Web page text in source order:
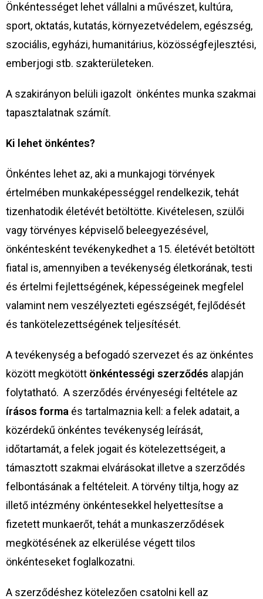
Önkéntességet lehet vállalni a művészet, kultúra,
sport, oktatás, kutatás, környezetvédelem, egészség,
szociális, egyházi, humanitárius, közösségfejlesztési,
emberjogi stb. szakterületeken.
A szakirányon belüli igazolt önkéntes munka szakmai
tapasztalatnak számít.
Ki lehet önkéntes?
Önkéntes lehet az, aki a munkajogi törvények
értelmében munkaképességgel rendelkezik, tehát
tizenhatodik életévét betöltötte. Kivételesen, szülői
vagy törvényes képviselő beleegyezésével,
önkéntesként tevékenykedhet a 15. életévét betöltött
fiatal is, amennyiben a tevékenység életkorának, testi
és értelmi fejlettségének, képességeinek megfelel
valamint nem veszélyezteti egészségét, fejlődését
és tankötelezettségének teljesítését.
A tevékenység a befogadó szervezet és az önkéntes
között megkötött önkéntességi szerződés alapján
folytatható. A szerződés érvényeségi feltétele az
írásos forma és tartalmaznia kell: a felek adatait, a
közérdekű önkéntes tevékenység leírását,
időtartamát, a felek jogait és kötelezettségeit, a
támasztott szakmai elvárásokat illetve a szerződés
felbontásának a feltételeit. A törvény tiltja, hogy az
illető intézmény önkéntesekkel helyettesítse a
fizetett munkaerőt, tehát a munkaszerződések
megkötésének az elkerülése végett tilos
önkénteseket foglalkozatni.
A szerződéshez kötelezően csatolni kell az